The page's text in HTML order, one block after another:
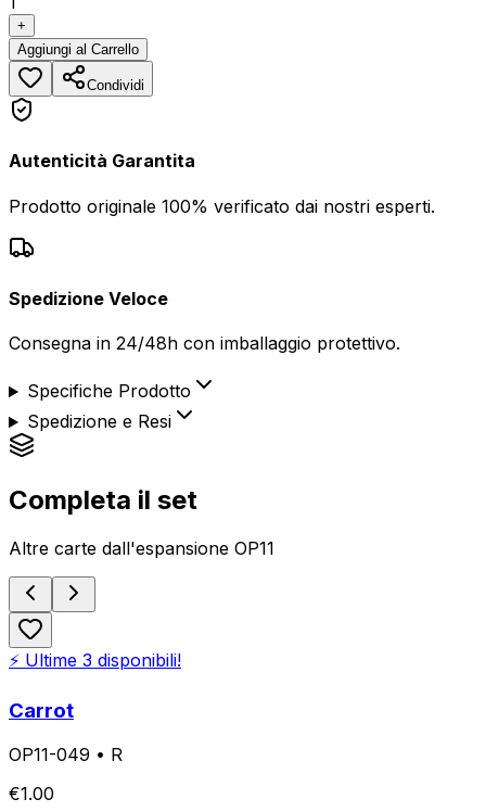
+
Aggiungi al Carrello
Condividi
Autenticità Garantita
Prodotto originale 100% verificato dai nostri esperti.
Spedizione Veloce
Consegna in 24/48h con imballaggio protettivo.
Specifiche Prodotto
Spedizione e Resi
Completa il set
Altre carte dall'espansione OP11
⚡ Ultime 3 disponibili!
Carrot
OP11-049 • R
€1.00